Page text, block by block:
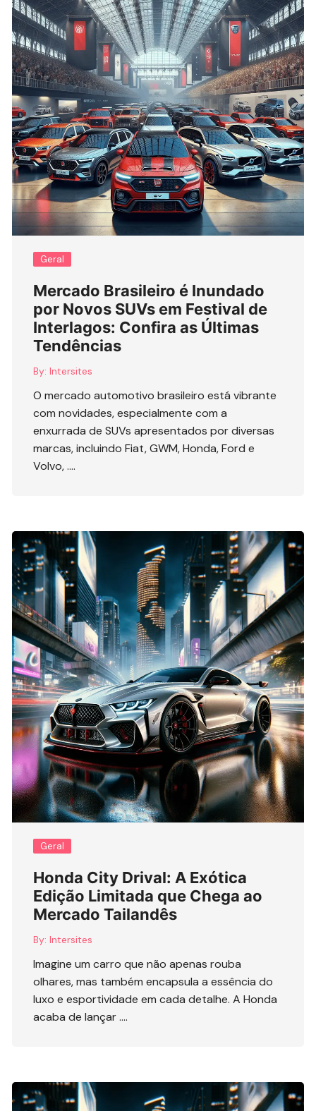
Geral
Mercado Brasileiro é Inundado
por Novos SUVs em Festival de
Interlagos: Confira as Últimas
Tendências
By: Intersites
O mercado automotivo brasileiro está vibrante
com novidades, especialmente com a
enxurrada de SUVs apresentados por diversas
marcas, incluindo Fiat, GWM, Honda, Ford e
Volvo, ….
Geral
Honda City Drival: A Exótica
Edição Limitada que Chega ao
Mercado Tailandês
By: Intersites
Imagine um carro que não apenas rouba
olhares, mas também encapsula a essência do
luxo e esportividade em cada detalhe. A Honda
acaba de lançar ….